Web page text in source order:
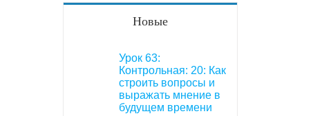
Новые
Урок 63:
Контрольная: 20: Как
строить вопросы и
выражать мнение в
будущем времени